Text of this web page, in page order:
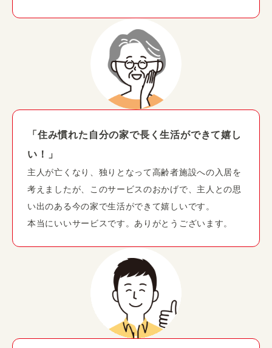
「住み慣れた自分の家で長く生活ができて嬉し
い！」
主人が亡くなり、独りとなって高齢者施設への入居を
考えましたが、このサービスのおかげで、主人との思
い出のある今の家で生活ができて嬉しいです。
本当にいいサービスです。ありがとうございます。